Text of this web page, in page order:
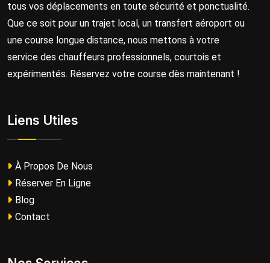
tous vos déplacements en toute sécurité et ponctualité.
Que ce soit pour un trajet local, un transfert aéroport ou
une course longue distance, nous mettons à votre
service des chauffeurs professionnels, courtois et
expérimentés. Réservez votre course dès maintenant !
Liens Utiles
À Propos De Nous
Réserver En Ligne
Blog
Contact